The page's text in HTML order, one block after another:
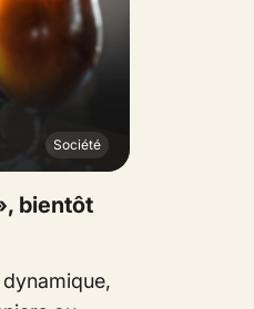
Société
bientôt